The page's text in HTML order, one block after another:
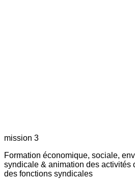
mission 3
Formation économique, sociale,
syndicale & animation des activités
des fonctions syndicales